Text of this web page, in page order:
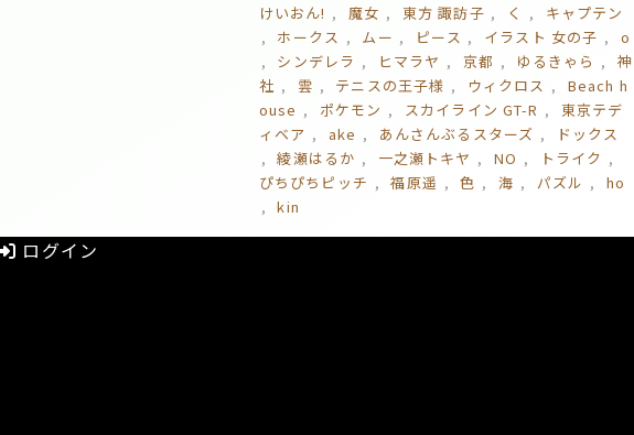
けいおん!
魔女 東方 諏訪子 く
キャプテン
ホークス
ムー ピース イラスト 女の子
o
シンデレラ
ヒマラヤ 京都 ゆるきゃら
神
社
雲 テニスの王子様 ウィクロス
Beach h
ouse
ポケモン スカイライン GT-R
東京テデ
ィベア
ake あんさんぶるスターズ
ドックス
綾瀬はるか
一之瀬トキヤ NO
トライク
ぴちぴちピッチ
福原遥 色 海 パズル
ho
kin
ログイン